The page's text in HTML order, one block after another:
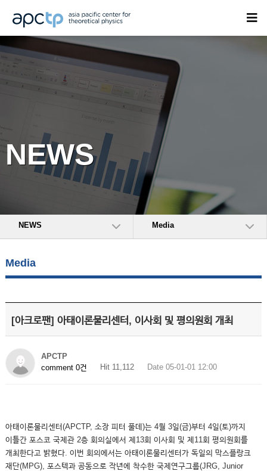
NEWS
NEWS Media
Media
[아크로팬] 아태이론물리센터, 이사회 및 평의원회 개최
APCTP
comment 0건
Hit 11,112 Date 05-01-01 12:00
아태이론물리센터(APCTP, 소장 피터 풀데)는 4월 3일(금)부터 4일(토)까지
이틀간 포스코 국제관 2층 회의실에서 제13회 이사회 및 제11회 평의원회를
개최한다고 밝혔다. 이번 회의에서는 아태이론물리센터가 독일의 막스플랑크
재단(MPG), 포스텍과 공동으로 작년에 착수한 국제연구그룹(JRG, Junior